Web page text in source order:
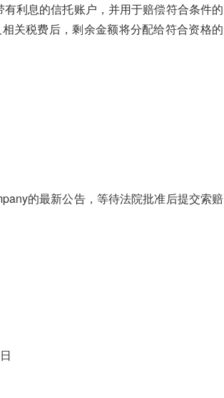
利息的信托账户，并用于赔偿符合条件的
关税费后，剩余金额将分配给符合资格的
的最新公告，等待法院批准后提交索赔